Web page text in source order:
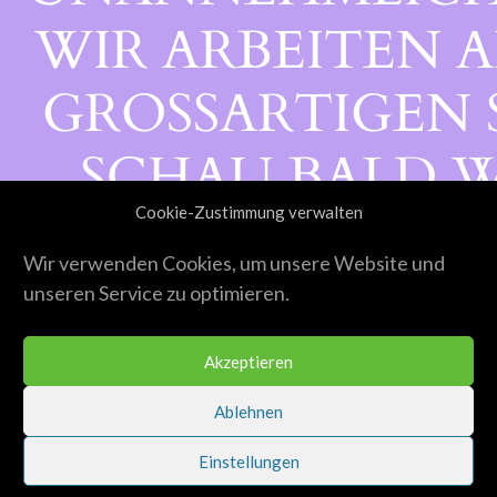
Cookie-Zustimmung verwalten
Wir verwenden Cookies, um unsere Website und
unseren Service zu optimieren.
Akzeptieren
Ablehnen
Einstellungen
WIR ARBEITEN
GROSSARTIGEN
CHAU BALD
ORBEI!